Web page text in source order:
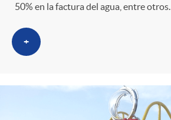
50% en la factura del agua, entre otros.
+